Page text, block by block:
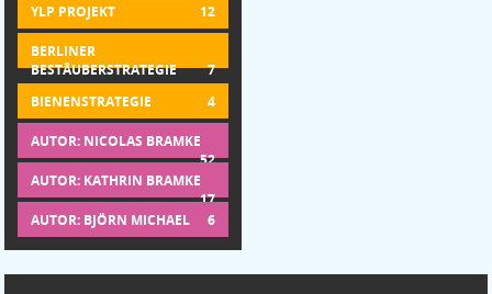
YLP PROJEKT 12
BERLINER
BESTÄUBERSTRATEGIE
7
BIENENSTRATEGIE
4
AUTOR: NICOLAS BRAMKE
52
AUTOR: KATHRIN BRAMKE
17
AUTOR: BJÖRN MICHAEL
6